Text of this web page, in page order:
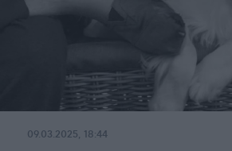
09.03.2025, 18:44